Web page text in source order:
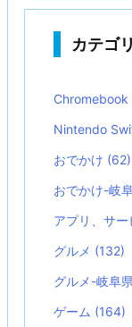
カテゴ
Chromebook
Nintendo
おでかけ (62)
おでかけ-岐
アプリ、サー
グルメ (132)
グルメ-岐阜県
ゲーム (164)